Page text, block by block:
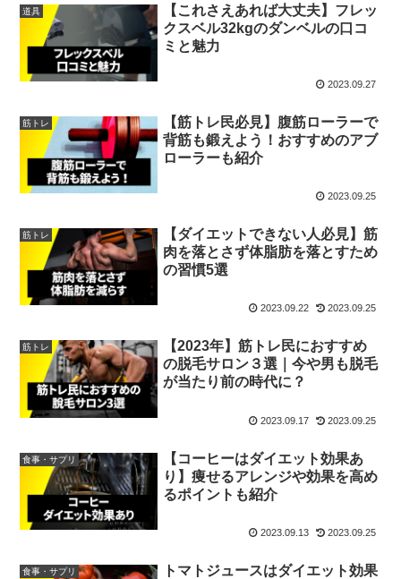
道具
【これさえあれば大丈夫】フレッ
クスベル32kgのダンベルの口コ
ミと魅力
2023.09.27
筋トレ
【筋トレ民必見】腹筋ローラーで
背筋も鍛えよう！おすすめのアブ
ローラーも紹介
2023.09.25
筋トレ
【ダイエットできない人必見】筋
肉を落とさず体脂肪を落とすため
の習慣5選
2023.09.22 2023.09.25
筋トレ
【2023年】筋トレ民におすすめ
の脱毛サロン３選｜今や男も脱毛
が当たり前の時代に？
2023.09.17 2023.09.25
食事・サプリ
【コーヒーはダイエット効果あ
り】痩せるアレンジや効果を高め
るポイントも紹介
2023.09.13 2023.09.25
食事・サプリ
トマトジュースはダイエット効果